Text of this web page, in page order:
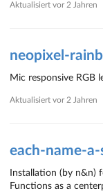
Aktualisiert vor 2 Jahren
neopixel-
Mic responsive RGB
Aktualisiert vor 2 Jahren
each-name-
Installation (by n&n)
Functions as a